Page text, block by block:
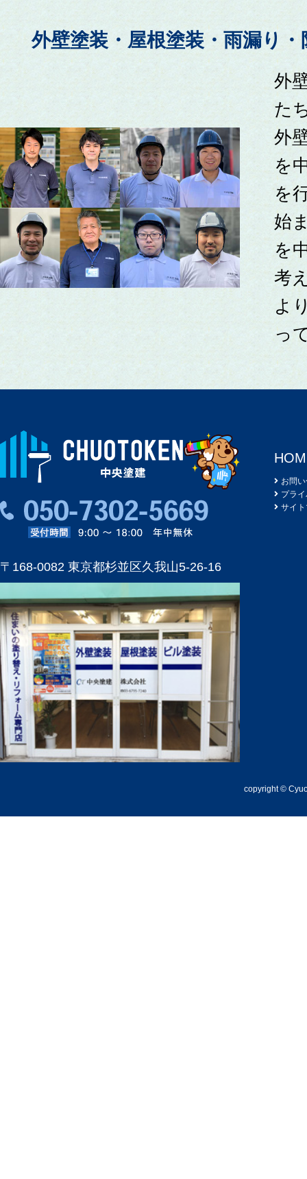
外壁塗装・屋根塗装・雨漏り
外
た
外
を
を
始
を
考
よ
っ
お問
プラ
サイ
〒168-0082 東京都杉並区久我山5-26-16
copyright ©